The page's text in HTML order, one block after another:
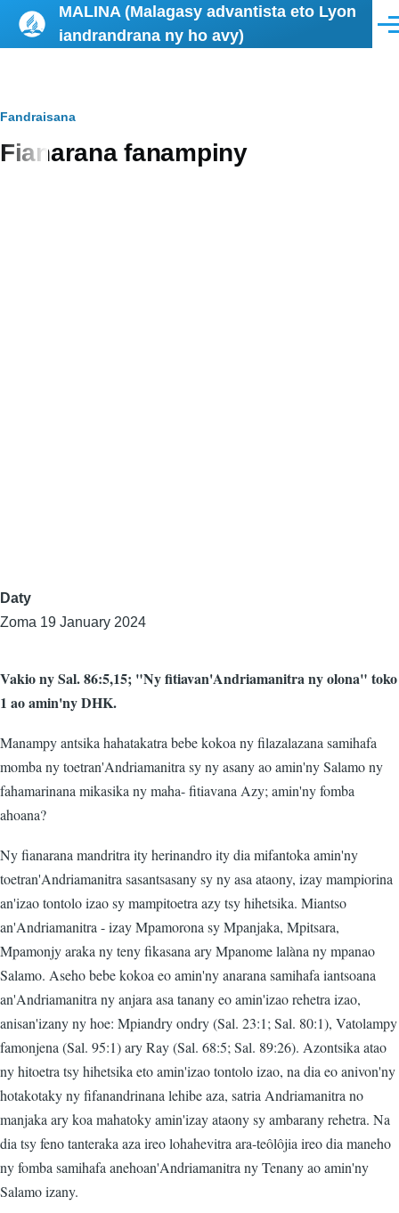
Skip to main content
MALINA (Malagasy advantista eto Lyon
iandrandrana ny ho avy)
Breadcrumb
Fandraisana
Fianarana fanampiny
Daty
Zoma 19 January 2024
Vakio ny Sal. 86:5,15; "Ny fitiavan'Andriamanitra ny olona" toko
1 ao amin'ny DHK.
Manampy antsika hahatakatra bebe kokoa ny filazalazana samihafa
momba ny toetran'Andriamanitra sy ny asany ao amin'ny Salamo ny
fahamarinana mikasika ny maha- fitiavana Azy; amin'ny fomba
ahoana?
Ny fianarana mandritra ity herinandro ity dia mifantoka amin'ny
toetran'Andriamanitra sasantsasany sy ny asa ataony, izay mampiorina
an'izao tontolo izao sy mampitoetra azy tsy hihetsika. Miantso
an'Andriamanitra - izay Mpamorona sy Mpanjaka, Mpitsara,
Mpamonjy araka ny teny fikasana ary Mpanome lalàna ny mpanao
Salamo. Aseho bebe kokoa eo amin'ny anarana samihafa iantsoana
an'Andriamanitra ny anjara asa tanany eo amin'izao rehetra izao,
anisan'izany ny hoe: Mpiandry ondry (Sal. 23:1; Sal. 80:1), Vatolampy
famonjena (Sal. 95:1) ary Ray (Sal. 68:5; Sal. 89:26). Azontsika atao
ny hitoetra tsy hihetsika eto amin'izao tontolo izao, na dia eo anivon'ny
hotakotaky ny fifanandrinana lehibe aza, satria Andriamanitra no
manjaka ary koa mahatoky amin'izay ataony sy ambarany rehetra. Na
dia tsy feno tanteraka aza ireo lohahevitra ara-teôlôjia ireo dia maneho
ny fomba samihafa anehoan'Andriamanitra ny Tenany ao amin'ny
Salamo izany.